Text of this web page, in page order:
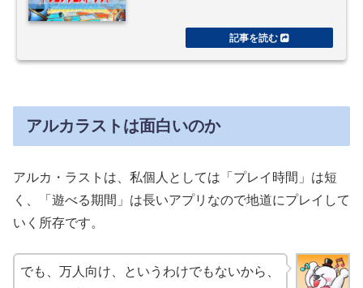
アルカラストは面白いのか
アルカ・ラストは、私個人としては「プレイ時間」は短
く、「遊べる期間」は長いアプリなので地道にプレイして
いく所存です。
でも、万人向け、というわけでもないから、